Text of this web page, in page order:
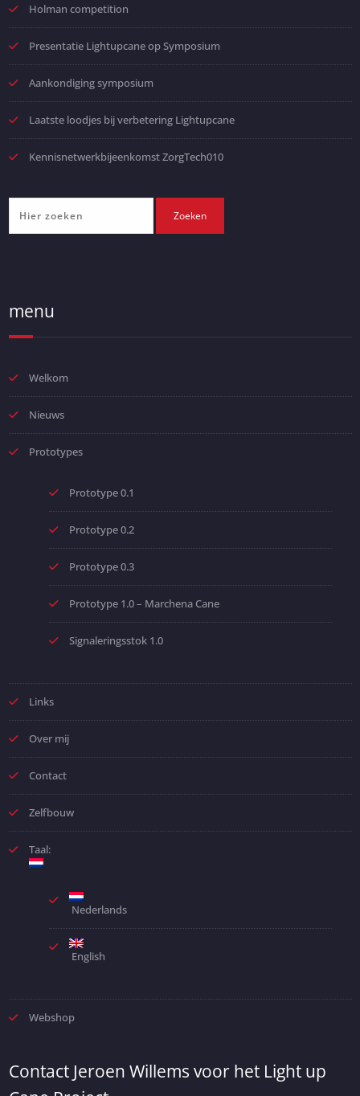
Holman competition
Presentatie Lightupcane op Symposium
Aankondiging symposium
Laatste loodjes bij verbetering Lightupcane
Kennisnetwerkbijeenkomst ZorgTech010
menu
Welkom
Nieuws
Prototypes
Prototype 0.1
Prototype 0.2
Prototype 0.3
Prototype 1.0 – Marchena Cane
Signaleringsstok 1.0
Links
Over mij
Contact
Zelfbouw
Taal:
Nederlands
English
Webshop
Contact Jeroen Willems voor het Light up